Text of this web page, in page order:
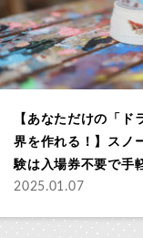
【あなただけの「ド
界を作れる！】スノ
験は入場券不要で手
2025.01.07